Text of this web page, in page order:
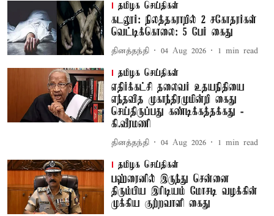
தமிழக செய்திகள்
கடலூர்: நிலத்தகராறில் 2 சகோதரர்கள்
வெட்டிக்கொலை: 5 பேர் கைது
தினத்தந்தி 04 Aug 2026 1 min read
தமிழக செய்திகள்
எதிர்க்கட்சி தலைவர் உதயநிதியை
எந்தவித முகாந்திரமுமின்றி கைது
செய்திருப்பது கண்டிக்கத்தக்கது -
கி.வீரமணி
தினத்தந்தி 04 Aug 2026 1 min read
தமிழக செய்திகள்
பஹ்ரைனில் இருந்து சென்னை
திரும்பிய இரிடியம் மோசடி வழக்கின்
முக்கிய குற்றவாளி கைது